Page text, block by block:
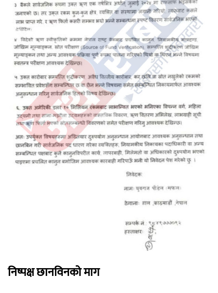
निष्पक्ष छानविनको माग